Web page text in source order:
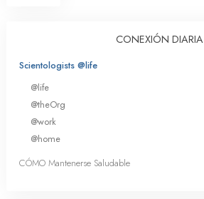
CONEXIÓN DIARIA
Scientologists @life
@life
@theOrg
@work
@home
CÓMO Mantenerse Saludable